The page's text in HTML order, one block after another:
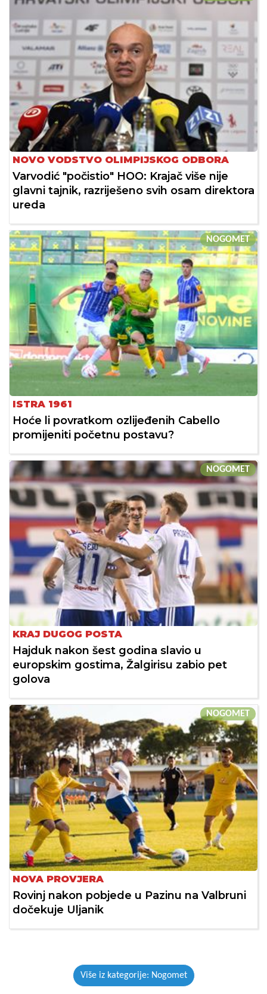
NOVO VODSTVO OLIMPIJSKOG ODBORA
Varvodić "počistio" HOO: Krajač više nije
glavni tajnik, razriješeno svih osam direktora
ureda
NOGOMET
ISTRA 1961
Hoće li povratkom ozlijeđenih Cabello
promijeniti početnu postavu?
NOGOMET
KRAJ DUGOG POSTA
Hajduk nakon šest godina slavio u
europskim gostima, Žalgirisu zabio pet
golova
NOGOMET
NOVA PROVJERA
Rovinj nakon pobjede u Pazinu na Valbruni
dočekuje Uljanik
Više iz kategorije: Nogomet